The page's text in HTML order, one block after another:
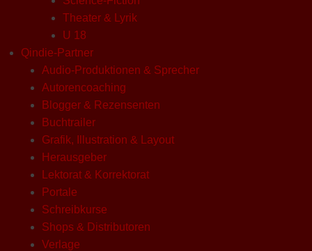
Theater & Lyrik
U 18
Qindie-Partner
Audio-Produktionen & Sprecher
Autorencoaching
Blogger & Rezensenten
Buchtrailer
Grafik, Illustration & Layout
Herausgeber
Lektorat & Korrektorat
Portale
Schreibkurse
Shops & Distributoren
Verlage